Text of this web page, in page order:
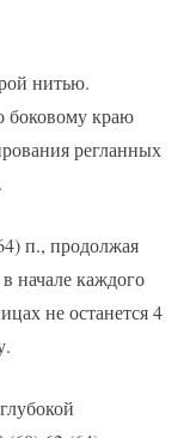
нитью.
боковому краю
регланных
п., продолжая
начале каждого
не останется 4